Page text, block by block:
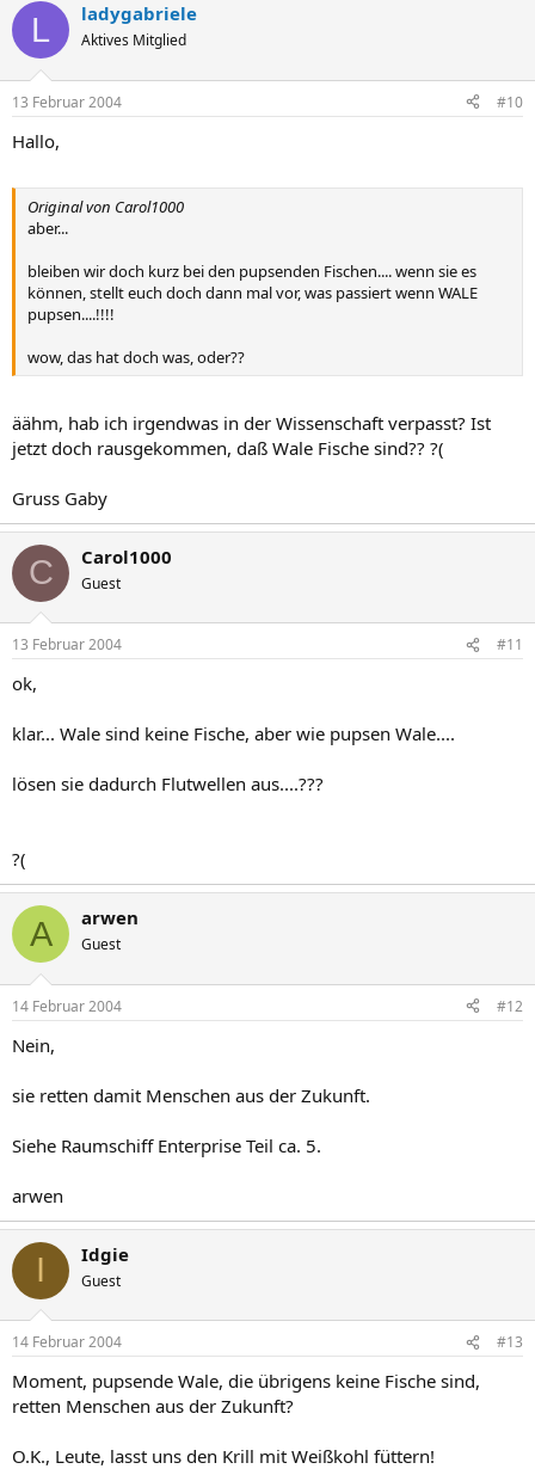
L ladygabriele
Aktives Mitglied
13 Februar 2004 #10
Hallo,
Original von Carol1000
aber...
bleiben wir doch kurz bei den pupsenden Fischen.... wenn sie es
können, stellt euch doch dann mal vor, was passiert wenn WALE
pupsen....!!!!
wow, das hat doch was, oder??
äähm, hab ich irgendwas in der Wissenschaft verpasst? Ist
jetzt doch rausgekommen, daß Wale Fische sind?? ?(
Gruss Gaby
C Carol1000
Guest
13 Februar 2004 #11
ok,
klar... Wale sind keine Fische, aber wie pupsen Wale....
lösen sie dadurch Flutwellen aus....???
?(
A arwen
Guest
14 Februar 2004 #12
Nein,
sie retten damit Menschen aus der Zukunft.
Siehe Raumschiff Enterprise Teil ca. 5.
arwen
I Idgie
Guest
14 Februar 2004 #13
Moment, pupsende Wale, die übrigens keine Fische sind,
retten Menschen aus der Zukunft?
O.K., Leute, lasst uns den Krill mit Weißkohl füttern!